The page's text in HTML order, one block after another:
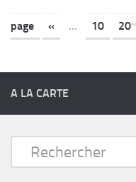
page
« ... 10 20
A LA CARTE